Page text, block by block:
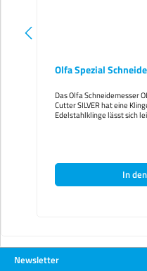
Olfa Spezial Schneide
Das Olfa Schneidemesser
Cutter SILVER hat eine
Edelstahlklinge lässt sich
In den
Newsletter